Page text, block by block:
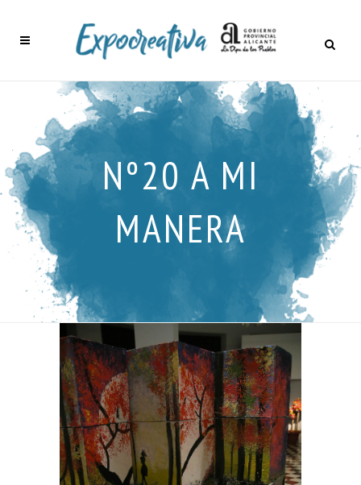
Nº20 A MI
MANERA